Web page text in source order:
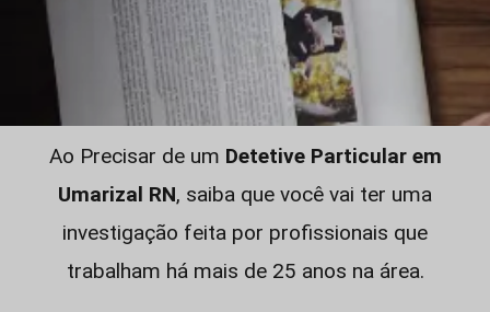
Ao Precisar de um Detetive Particular em
Umarizal RN, saiba que você vai ter uma
investigação feita por profissionais que
trabalham há mais de 25 anos na área.